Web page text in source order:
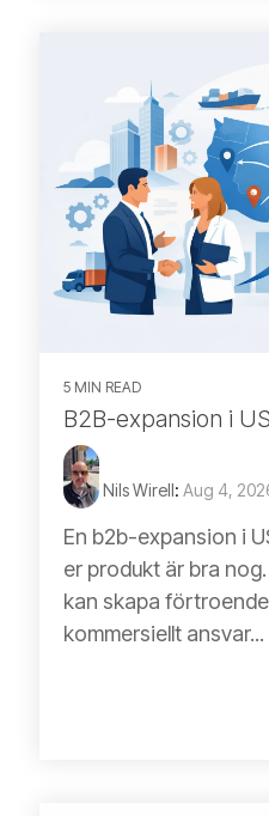
5 MIN READ
B2B-expansion i
Nils Wirell: Aug 4,
En b2b-expansion i
er produkt är bra
kan skapa
kommersiellt ansvar...